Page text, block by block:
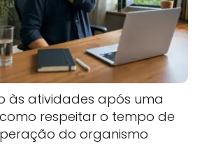
às atividades após uma
respeitar o tempo de
do organismo